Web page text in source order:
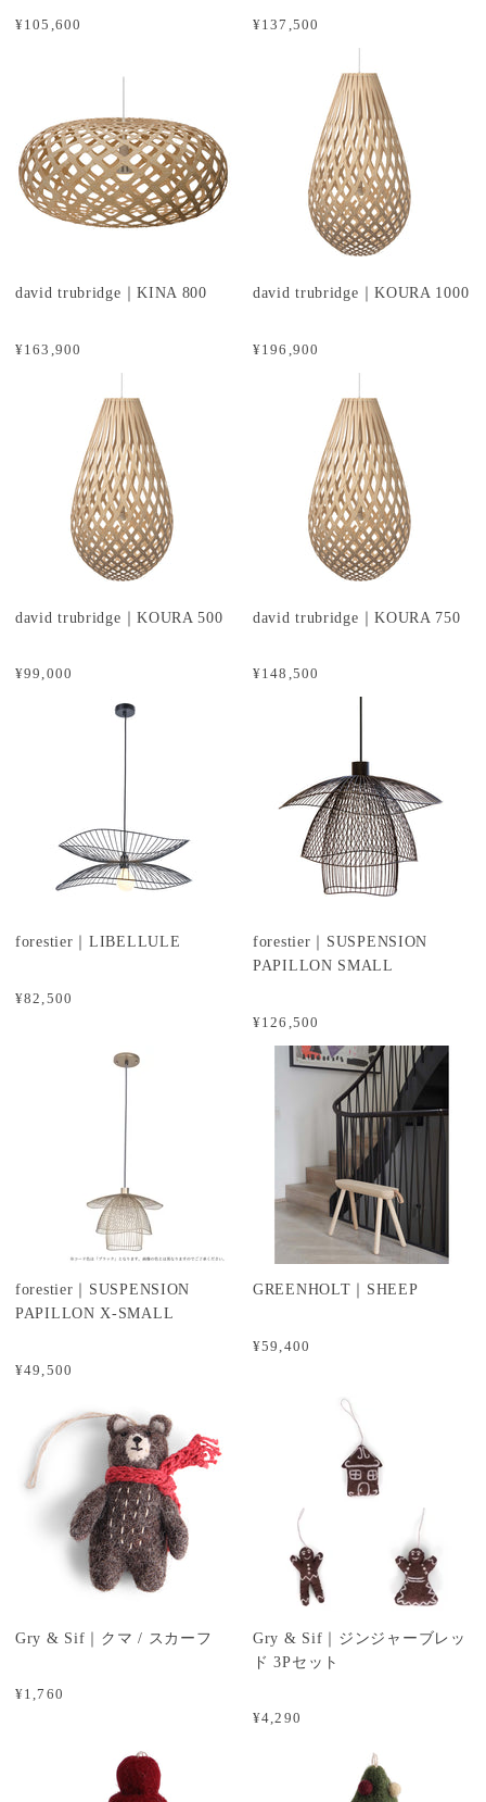
¥105,600 ¥137,500
¥163,900
david trubridge｜KINA 800
¥196,900
david trubridge｜KOURA 1000
¥99,000
david trubridge｜KOURA 500
¥148,500
david trubridge｜KOURA 750
¥82,500
forestier｜LIBELLULE
¥126,500
forestier｜SUSPENSION
PAPILLON SMALL
¥49,500
forestier｜SUSPENSION
PAPILLON X-SMALL
¥59,400
GREENHOLT｜SHEEP
¥1,760
Gry & Sif｜クマ / スカーフ
¥4,290
Gry & Sif｜ジンジャーブレッ
ド 3Pセット